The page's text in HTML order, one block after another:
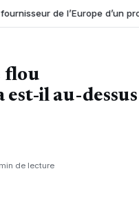
de l’Europe d’un produit
flou
il au-dessus
de lecture